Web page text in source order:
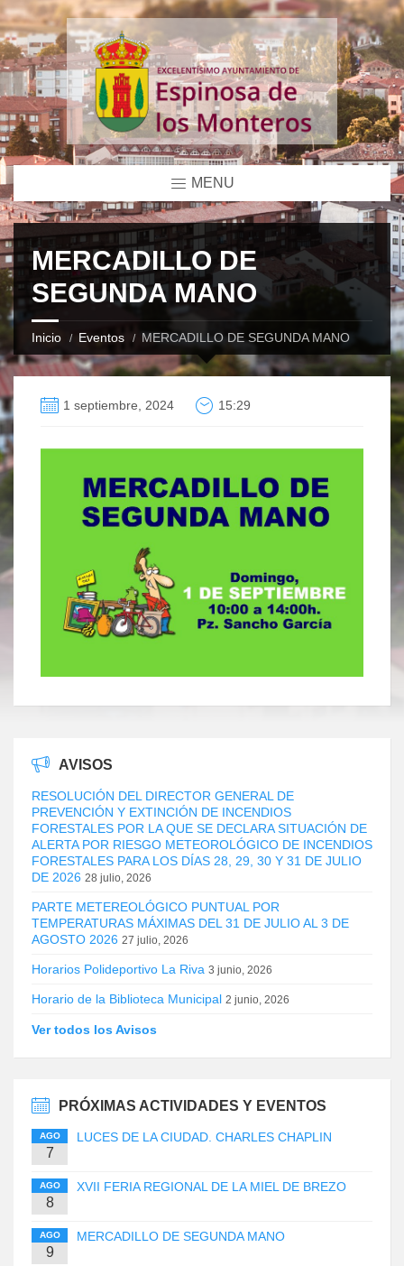
MENU
MERCADILLO DE
SEGUNDA MANO
Inicio Eventos MERCADILLO DE SEGUNDA MANO
1 septiembre, 2024 15:29
AVISOS
RESOLUCIÓN DEL DIRECTOR GENERAL DE
PREVENCIÓN Y EXTINCIÓN DE INCENDIOS
FORESTALES POR LA QUE SE DECLARA SITUACIÓN DE
ALERTA POR RIESGO METEOROLÓGICO DE INCENDIOS
FORESTALES PARA LOS DÍAS 28, 29, 30 Y 31 DE JULIO
DE 2026 28 julio, 2026
PARTE METEREOLÓGICO PUNTUAL POR
TEMPERATURAS MÁXIMAS DEL 31 DE JULIO AL 3 DE
AGOSTO 2026 27 julio, 2026
Horarios Polideportivo La Riva 3 junio, 2026
Horario de la Biblioteca Municipal 2 junio, 2026
Ver todos los Avisos
PRÓXIMAS ACTIVIDADES Y EVENTOS
AGO
7
LUCES DE LA CIUDAD. CHARLES CHAPLIN
AGO
8
XVII FERIA REGIONAL DE LA MIEL DE BREZO
AGO
9
MERCADILLO DE SEGUNDA MANO